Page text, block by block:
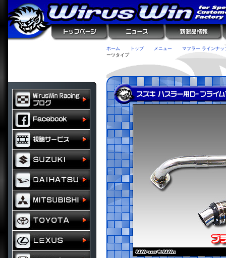
ホーム トップ メニュー
マフラー ラインナッ
ーツタイプ